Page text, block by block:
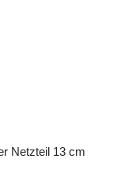
Netzteil 13 cm